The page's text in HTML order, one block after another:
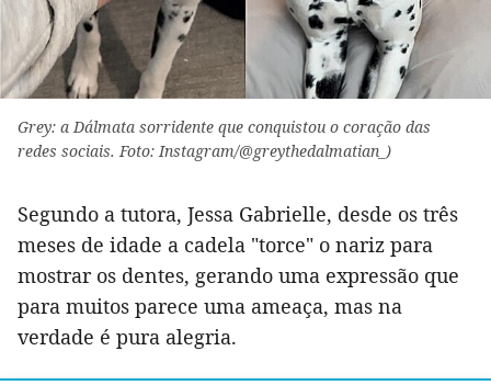
Grey: a Dálmata sorridente que conquistou o coração das
redes sociais. Foto: Instagram/@greythedalmatian_)
Segundo a tutora, Jessa Gabrielle, desde os três
meses de idade a cadela "torce" o nariz para
mostrar os dentes, gerando uma expressão que
para muitos parece uma ameaça, mas na
verdade é pura alegria.